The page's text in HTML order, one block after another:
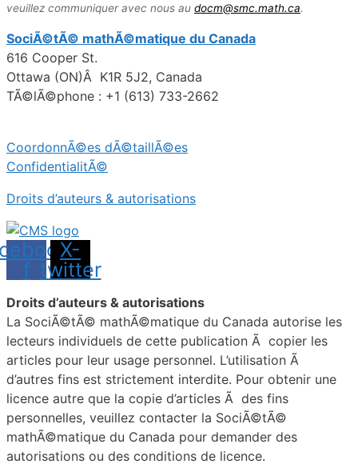
veuillez communiquer avec nous au docm@smc.math.ca.
SociÃ©tÃ© mathÃ©matique du Canada
616 Cooper St.
Ottawa (ON)Â K1R 5J2, Canada
TÃ©lÃ©phone : +1 (613) 733-2662
CoordonnÃ©es dÃ©taillÃ©es
ConfidentialitÃ©
Droits d’auteurs & autorisations
f
X-
twitter
Droits d’auteurs & autorisations
La SociÃ©tÃ© mathÃ©matique du Canada autorise les
lecteurs individuels de cette publication Ã copier les
articles pour leur usage personnel. L’utilisation Ã
d’autres fins est strictement interdite. Pour obtenir une
licence autre que la copie d’articles Ã des fins
personnelles, veuillez contacter la SociÃ©tÃ©
mathÃ©matique du Canada pour demander des
autorisations ou des conditions de licence.